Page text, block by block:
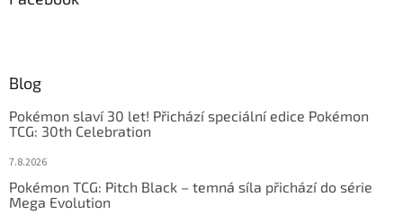
Blog
Pokémon slaví 30 let! Přichází speciální edice Pokémon
TCG: 30th Celebration
7.8.2026
Pokémon TCG: Pitch Black – temná síla přichází do série
Mega Evolution